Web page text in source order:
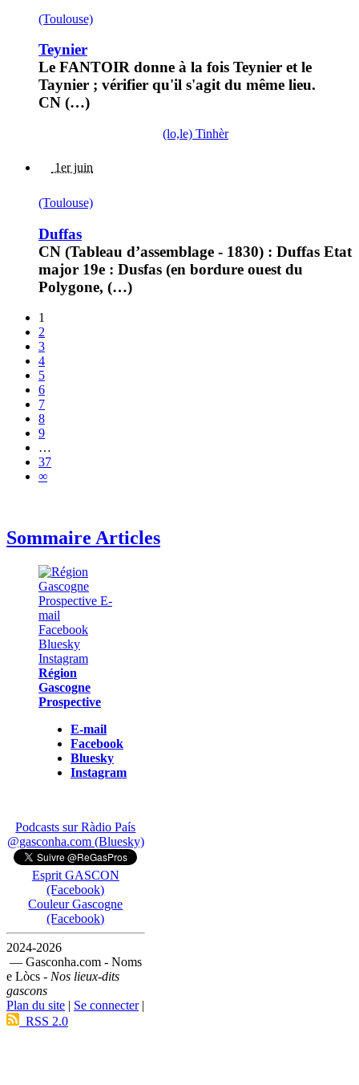
(Toulouse)
Teynier
Le FANTOIR donne à la fois Teynier et le
Taynier ; vérifier qu'il s'agit du même lieu.
CN (…)
(lo,le) Tinhèr
1er juin
(Toulouse)
Duffas
CN (Tableau d’assemblage - 1830) : Duffas Etat
major 19e : Dusfas (en bordure ouest du
Polygone, (…)
1
2
3
4
5
6
7
8
9
…
37
∞
Sommaire Articles
Région
Gascogne
Prospective
E-mail
Facebook
Bluesky
Instagram
Podcasts sur Ràdio País
@gasconha.com (Bluesky)
Esprit GASCON
(Facebook)
Couleur Gascogne
(Facebook)
2024-2026
— Gasconha.com - Noms
e Lòcs - Nos lieux-dits
gascons
Plan du site | Se connecter|
RSS 2.0